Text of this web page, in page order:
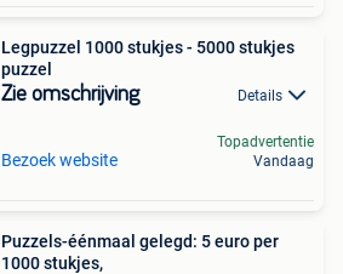
Legpuzzel 1000 stukjes - 5000 stukjes
puzzel
Zie omschrijving Details
Bezoek website
Topadvertentie
Vandaag
Puzzels-éénmaal gelegd: 5 euro per
1000 stukjes,